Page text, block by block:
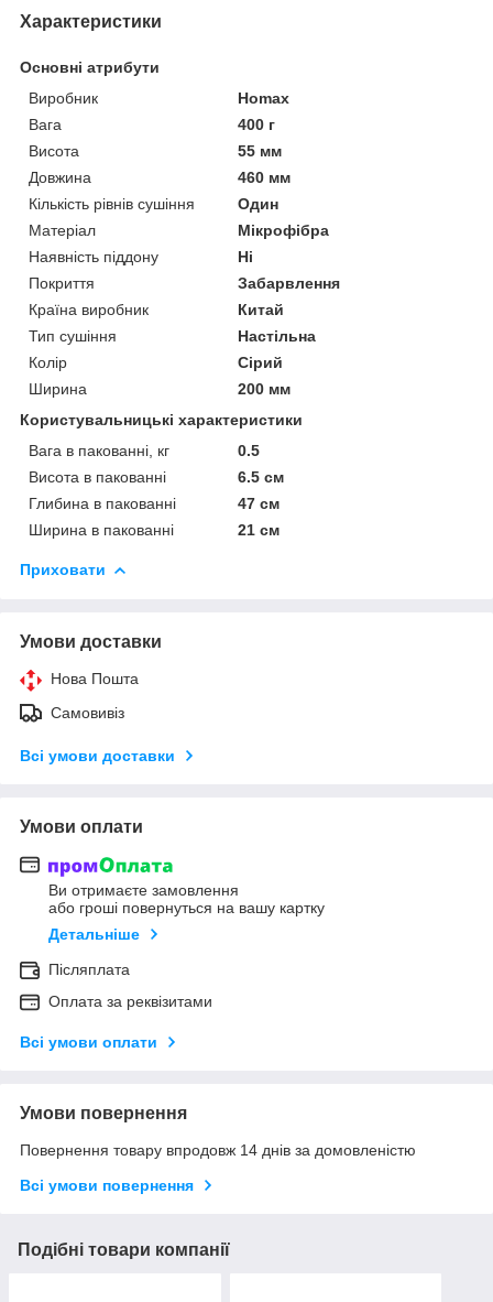
Характеристики
Основні атрибути
Виробник
Homax
Вага
400 г
Висота
55 мм
Довжина
460 мм
Кількість рівнів сушіння
Один
Матеріал
Мікрофібра
Наявність піддону
Ні
Покриття
Забарвлення
Країна виробник
Китай
Тип сушіння
Настільна
Колір
Сірий
Ширина
200 мм
Користувальницькі характеристики
Вага в пакованні, кг
0.5
Висота в пакованні
6.5 см
Глибина в пакованні
47 см
Ширина в пакованні
21 см
Приховати
Умови доставки
Нова Пошта
Самовивіз
Всі умови доставки
Умови оплати
Ви отримаєте замовлення
або гроші повернуться на вашу картку
Детальніше
Післяплата
Оплата за реквізитами
Всі умови оплати
Умови повернення
Повернення товару впродовж 14 днів за домовленістю
Всі умови повернення
Подібні товари компанії